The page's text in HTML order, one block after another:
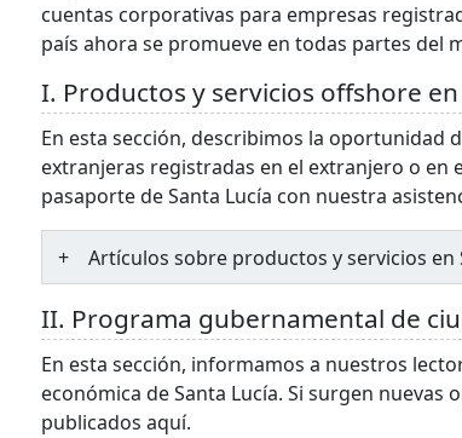
cuentas corporativas para empresas
país ahora se promueve en todas partes del
I. Productos y servicios offshore en
En esta sección, describimos la oportunidad
extranjeras registradas en el extranjero o en
pasaporte de Santa Lucía con nuestra
Artículos sobre productos y servicios en
II. Programa gubernamental de
En esta sección, informamos a nuestros
económica de Santa Lucía. Si surgen
publicados aquí.